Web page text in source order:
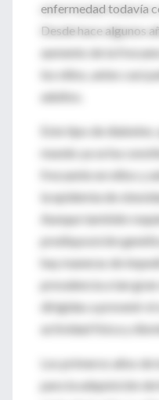
enfermedad todavía
Desde hace algunos
aumento de la
los niños, antes casi
adultos.
Este tipo de
mundo ya se ha
frecuente en niños y
la epidemia de
Aunque también
predisposición
hay maneras de
prevalencia a tan
dirigidas a prevenir el
actividad física y
Los primeros años
para la adquisición